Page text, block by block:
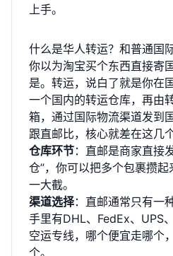
上手。
什么是华人转运？和普通国
你以为淘宝买个东西直接寄
是。转运，说白了就是你在
一个国内的转运仓库，再由
箱，通过国际物流渠道发到国
跟直邮比，核心就差在这几
仓库环节：直邮是商家直接
仓”，你可以把多个包裹攒
一大截。
渠道选择：直邮通常只有一
手里有DHL、FedEx、UPS
空运专线，哪个便宜走哪个
个。